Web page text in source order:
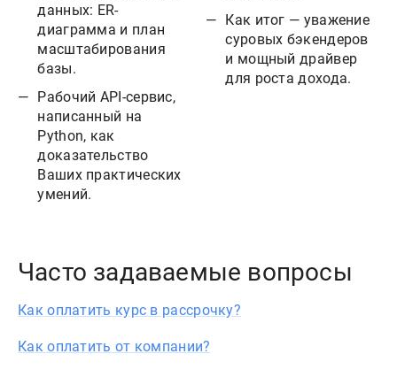
данных: ER-
диаграмма и план
масштабирования
базы.
Рабочий API-сервис,
написанный на
Python, как
доказательство
Ваших практических
умений.
Как итог — уважение
суровых бэкендеров
и мощный драйвер
для роста дохода.
Часто задаваемые вопросы
Как оплатить курс в рассрочку?
Как оплатить от компании?